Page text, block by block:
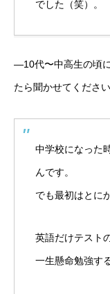
でした（笑）。
―10代〜中高生の頃
たら聞かせてください
中学校になった
んです。
でも最初はとに
英語だけテスト
一生懸命勉強す